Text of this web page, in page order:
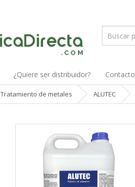
¿Quiere ser distribuidor? Contacto
Tratamiento de metales ALUTEC